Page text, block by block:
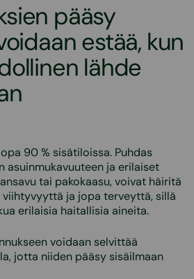
pääsy
estää, kun
lähde
90 % sisätiloissa. Puhdas
asuinmukavuuteen ja erilaiset
tai pakokaasu, voivat häiritä
viihtyvyyttä ja jopa terveyttä, sillä
erilaisia haitallisia aineita.
voidaan selvittää
jotta niiden pääsy sisäilmaan